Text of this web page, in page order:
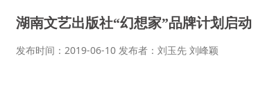
湖南文艺出版社“幻想家”品牌计划启动
发布时间：2019-06-10 发布者：刘玉先 刘峰颖